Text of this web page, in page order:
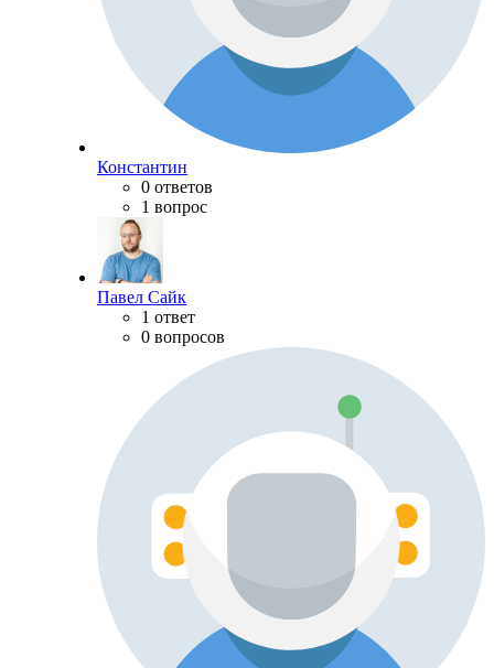
Константин
0 ответов
1 вопрос
Павел Сайк
1 ответ
0 вопросов